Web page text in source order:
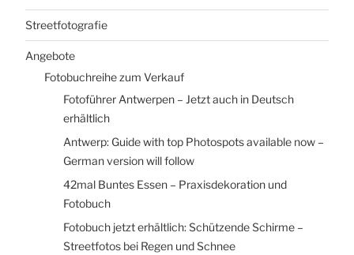
Streetfotografie
Angebote
Fotobuchreihe zum Verkauf
Fotoführer Antwerpen – Jetzt auch in Deutsch
erhältlich
Antwerp: Guide with top Photospots available now –
German version will follow
42mal Buntes Essen – Praxisdekoration und
Fotobuch
Fotobuch jetzt erhältlich: Schützende Schirme –
Streetfotos bei Regen und Schnee